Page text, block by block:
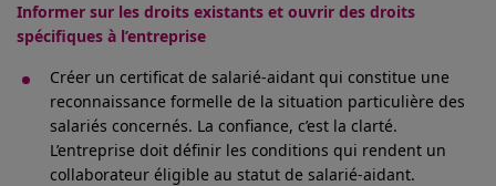
Informer sur les droits existants et ouvrir des droits
spécifiques à l’entreprise
Créer un certificat de salarié-aidant qui constitue une
reconnaissance formelle de la situation particulière des
salariés concernés. La confiance, c’est la clarté.
L’entreprise doit définir les conditions qui rendent un
collaborateur éligible au statut de salarié-aidant.